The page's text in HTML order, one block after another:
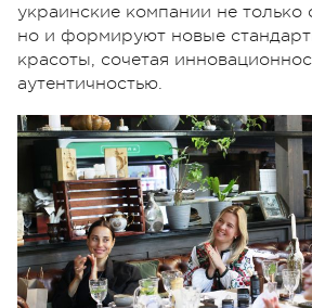
украинские компании не только
но и формируют новые
красоты, сочетая
аутентичностью.